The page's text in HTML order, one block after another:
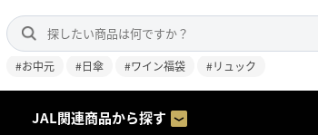
#お中元 #日傘 #ワイン福袋 #リュック
JAL関連商品から探す